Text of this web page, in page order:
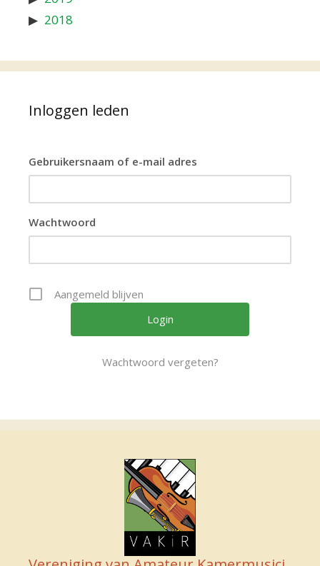
2018
Inloggen leden
Gebruikersnaam of e-mail adres
Wachtwoord
Aangemeld blijven
Wachtwoord vergeten?